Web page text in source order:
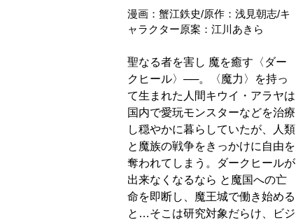
漫画：蟹江鉄史/原作：浅見朝志/キ
ャラクター原案：江川あきら
聖なる者を害し 魔を癒す〈ダー
クヒール〉──。〈魔力〉を持っ
て生まれた人間キウイ・アラヤは
国内で愛玩モンスターなどを治療
し穏やかに暮らしていたが、人類
と魔族の戦争をきっかけに自由を
奪われてしまう。ダークヒールが
出来なくなるなら と魔国への亡
命を即断し、魔王城で働き始める
と…そこは研究対象だらけ、ビジ